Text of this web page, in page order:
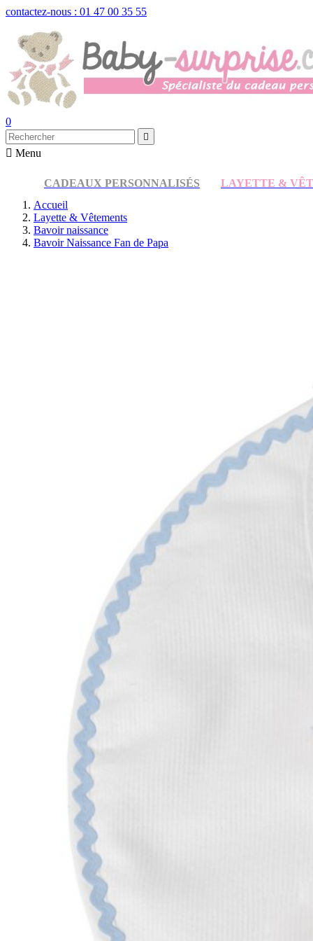
contactez-nous : 01 47 00 35 55
0

 Menu
CADEAUX PERSONNALISÉS
LAYETTE &
Accueil
Layette & Vêtements
Bavoir naissance
Bavoir Naissance Fan de Papa